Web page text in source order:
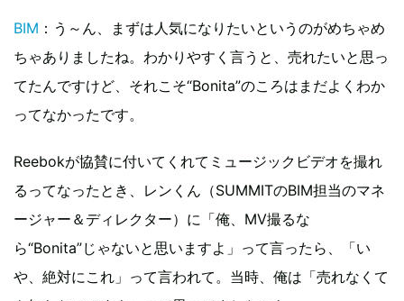
BIM ：う～ん、まずは人気になりたいというのがめちゃめ
ちゃありましたね。わかりやすく言うと、売れたいと思っ
てたんですけど、それこそ“Bonita”のころはまだよくわか
ってなかったです。
Reebokが協賛に付いてくれてミュージックビデオを撮れ
るってなったとき、レンくん（SUMMITのBIM担当のマネ
ージャー＆ディレクター）に「俺、MV撮るな
ら“Bonita”じゃないと思いますよ」って言ったら、「い
や、絶対にこれ」って言われて。当時、俺は「売れなくて